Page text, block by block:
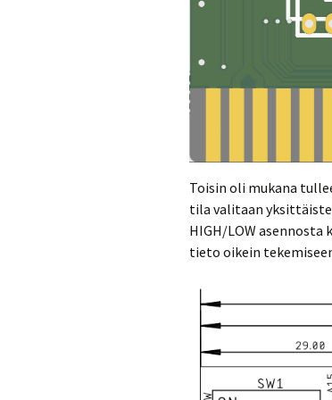
Toisin oli mukana
tila valitaan
HIGH/LOW
tieto oikein